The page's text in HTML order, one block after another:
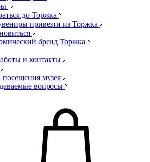
до Торжка
привезти из Торжка
бренд Торжка
и контакты
посещения музея
вопросы